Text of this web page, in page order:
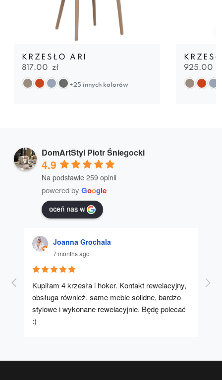
KRZESŁO ARI
817,00 zł
+25 innych kolorów
925,00
DomArtStyl Piotr Śniegocki
4.9
Na podstawie 259 opinii
powered by Google
oceń nas w
Joanna Grochala
7 months ago
Kupiłam 4 krzesła i hoker. Kontakt rewelacyjny,
obsługa również, same meble solidne, bardzo
stylowe i wykonane rewelacyjnie. Będę polecać
:)
A